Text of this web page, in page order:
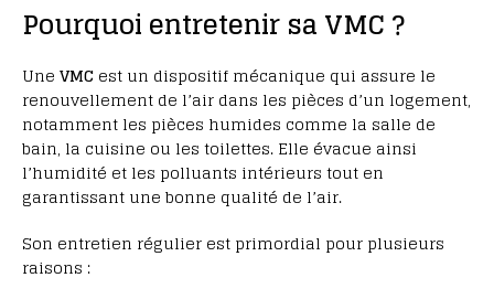
Pourquoi entretenir sa VMC ?
Une VMC est un dispositif mécanique qui assure le
renouvellement de l’air dans les pièces d’un logement,
notamment les pièces humides comme la salle de
bain, la cuisine ou les toilettes. Elle évacue ainsi
l’humidité et les polluants intérieurs tout en
garantissant une bonne qualité de l’air.
Son entretien régulier est primordial pour plusieurs
raisons :